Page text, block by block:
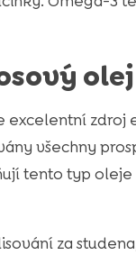
excelentní zdroj
všechny
tento typ
za